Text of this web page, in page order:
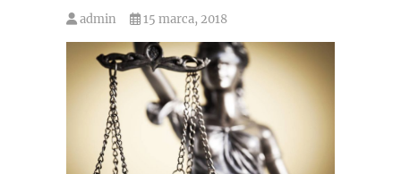
admin 15 marca, 2018